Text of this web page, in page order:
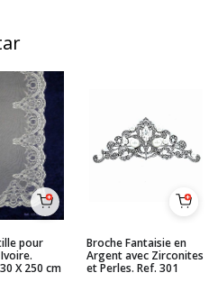
pour
X 250 cm
Broche Fantaisie en
Argent avec Zirconites
et Perles. Ref. 301